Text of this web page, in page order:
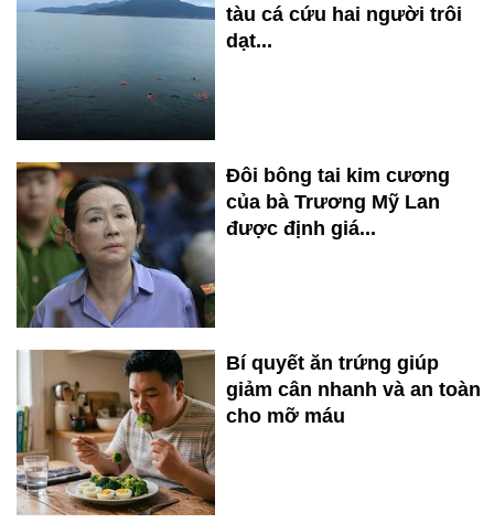
tàu cá cứu hai người trôi
dạt...
Đôi bông tai kim cương
của bà Trương Mỹ Lan
được định giá...
Bí quyết ăn trứng giúp
giảm cân nhanh và an toàn
cho mỡ máu